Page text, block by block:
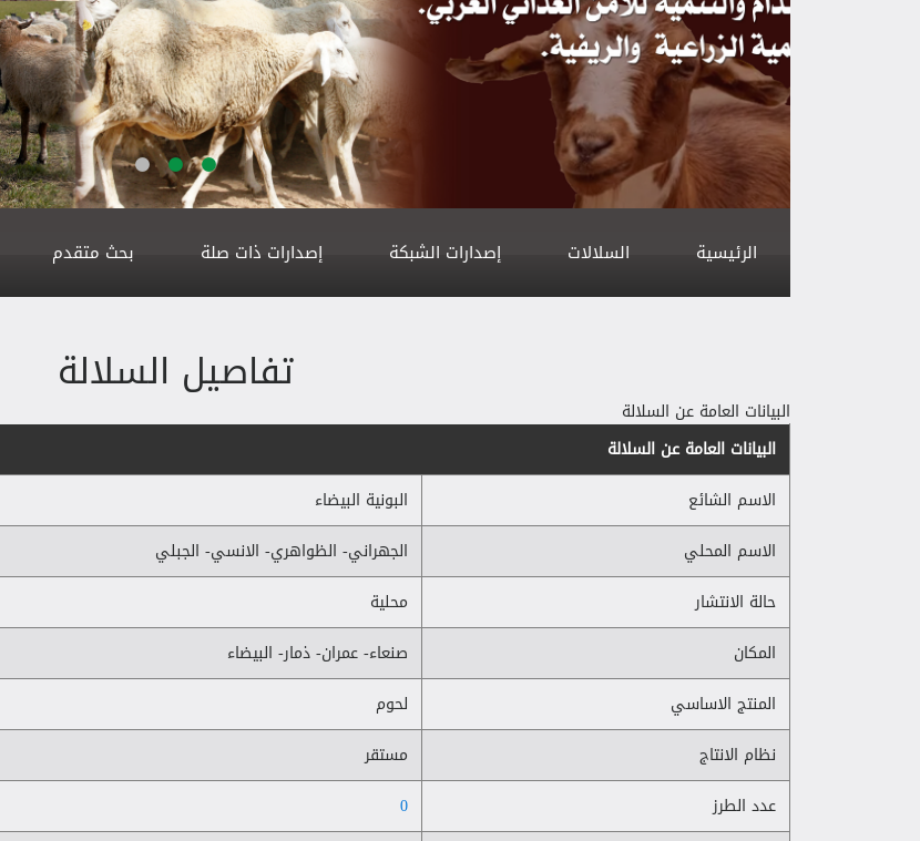
الرئيسية السلالات إصدارات الشبكة إصدارات ذات صلة بحث متقدم
تفاصيل السلالة
البيانات العامة عن السلالة
البيانات العامة عن السلالة
الاسم الشائع
البونية البيضاء
الاسم المحلي
الجهراني- الظواهري- الانسي- الجبلي
حالة الانتشار
محلية
المكان
صنعاء- عمران- ذمار- البيضاء
المنتج الاساسي
لحوم
نظام الانتاج
مستقر
عدد الطرز
0